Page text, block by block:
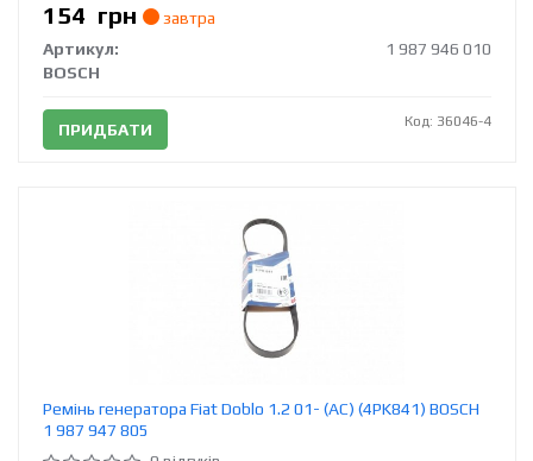
154 грн
завтра
Артикул:
1 987 946 010
BOSCH
ПРИДБАТИ Код: 36046-4
Ремінь генератора Fiat Doblo 1.2 01- (AC) (4PK841) BOSCH
1 987 947 805